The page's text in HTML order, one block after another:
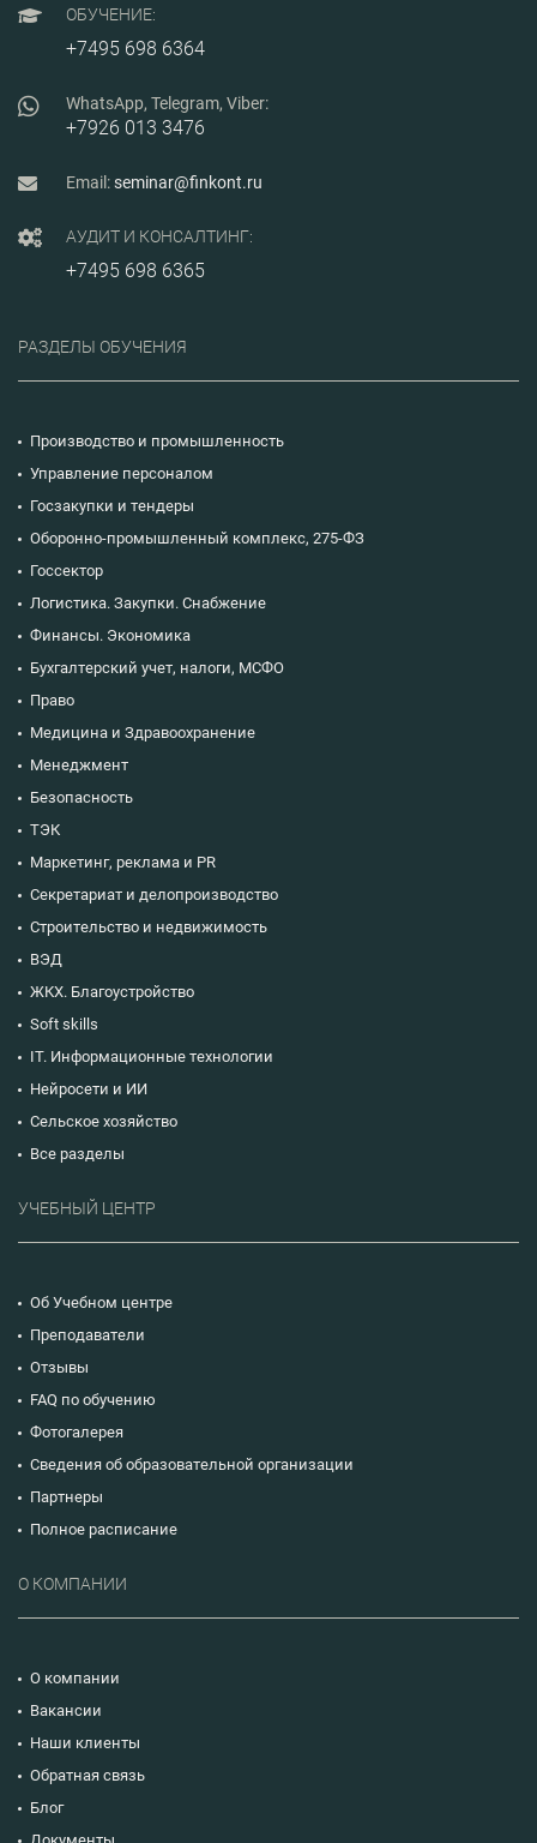
ОБУЧЕНИЕ:
+7495 698 6364
WhatsApp, Telegram, Viber:
+7926 013 3476
Email:seminar@finkont.ru
АУДИТ И КОНСАЛТИНГ:
+7495 698 6365
РАЗДЕЛЫ ОБУЧЕНИЯ
Производство и промышленность
Управление персоналом
Госзакупки и тендеры
Оборонно-промышленный комплекс, 275-ФЗ
Госсектор
Логистика. Закупки. Снабжение
Финансы. Экономика
Бухгалтерский учет, налоги, МСФО
Право
Медицина и Здравоохранение
Менеджмент
Безопасность
ТЭК
Маркетинг, реклама и PR
Секретариат и делопроизводство
Строительство и недвижимость
ВЭД
ЖКХ. Благоустройство
Soft skills
IT. Информационные технологии
Нейросети и ИИ
Сельское хозяйство
Все разделы
УЧЕБНЫЙ ЦЕНТР
Об Учебном центре
Преподаватели
Отзывы
FAQ по обучению
Фотогалерея
Сведения об образовательной организации
Партнеры
Полное расписание
О КОМПАНИИ
О компании
Вакансии
Наши клиенты
Обратная связь
Блог